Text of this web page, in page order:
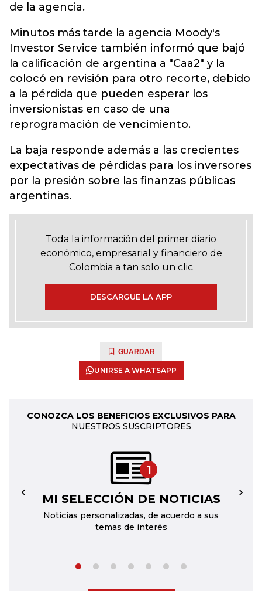
de la agencia.
Minutos más tarde la agencia Moody's
Investor Service también informó que bajó
la calificación de argentina a "Caa2" y la
colocó en revisión para otro recorte, debido
a la pérdida que pueden esperar los
inversionistas en caso de una
reprogramación de vencimiento.
La baja responde además a las crecientes
expectativas de pérdidas para los inversores
por la presión sobre las finanzas públicas
argentinas.
Toda la información del primer diario
económico, empresarial y financiero de
Colombia a tan solo un clic
DESCARGUE LA APP
GUARDAR
UNIRSE A WHATSAPP
CONOZCA LOS BENEFICIOS EXCLUSIVOS PARA
NUESTROS SUSCRIPTORES
1
MI SELECCIÓN DE NOTICIAS
Noticias personalizadas, de acuerdo a sus
temas de interés
← →